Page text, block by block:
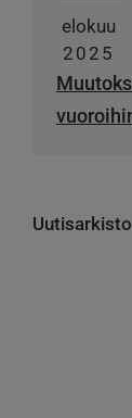
elokuu
2025
Uutisarkisto